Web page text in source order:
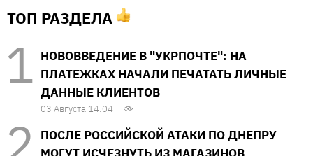
ТОП РАЗДЕЛА
НОВОВВЕДЕНИЕ В "УКРПОЧТЕ": НА
ПЛАТЕЖКАХ НАЧАЛИ ПЕЧАТАТЬ ЛИЧНЫЕ
ДАННЫЕ КЛИЕНТОВ
03 Августа 14:04
ПОСЛЕ РОССИЙСКОЙ АТАКИ ПО ДНЕПРУ